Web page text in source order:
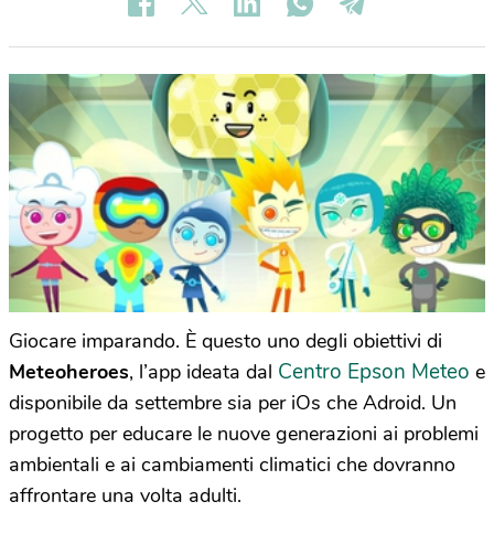
Giocare imparando. È questo uno degli obiettivi di
Meteoheroes, l’app ideata dal Centro Epson Meteo e
disponibile da settembre sia per iOs che Adroid. Un
progetto per educare le nuove generazioni ai problemi
ambientali e ai cambiamenti climatici che dovranno
affrontare una volta adulti.